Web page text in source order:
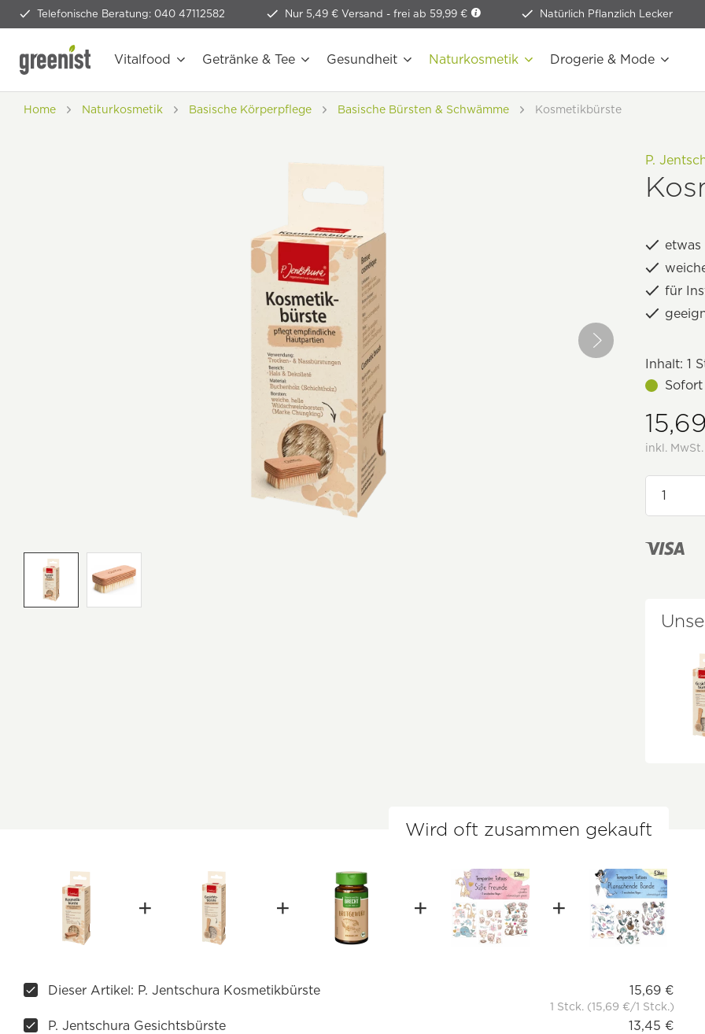
Telefonische Beratung: 040 47112582 Nur 5,49 € Versand - frei ab 59,99 € Natürlich Pflanzlich Lecker
Vitalfood Getränke & Tee Gesundheit Naturkosmetik Drogerie & Mode
Home Naturkosmetik Basische Körperpflege Basische Bürsten & Schwämme Kosmetikbürste
P.
etwas
für
Inhalt: 1
inkl.
Wird oft zusammen gekauft
Dieser Artikel: P. Jentschura Kosmetikbürste 15,69 €
1 Stck. (15,69 €/1 Stck.)
P. Jentschura Gesichtsbürste 13,45 €